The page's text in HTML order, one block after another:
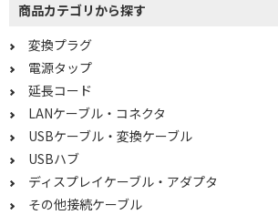
商品カテゴリから探す
変換プラグ
電源タップ
延長コード
LANケーブル・コネクタ
USBケーブル・変換ケーブル
USBハブ
ディスプレイケーブル・アダプタ
その他接続ケーブル
USB-C → USB-A
ポート数で絞り込む
4ポート
USB規格で絞り込む
USB2.0対応